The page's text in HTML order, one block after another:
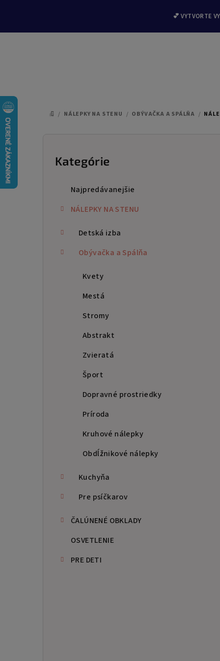
Prejsť
na
obsah
💕 VYTVORTE
DOMOV
/ NÁLEPKY NA STENU / OBÝVAČKA A SPÁLŇA /
Preskočiť
kategórie
Kategórie
Najpredávanejšie
NÁLEPKY NA STENU
Detská izba
Obývačka a Spálňa
Kvety
Mestá
Stromy
Abstrakt
Zvieratá
Šport
Dopravné prostriedky
Príroda
Kruhové nálepky
Obdĺžnikové nálepky
Kuchyňa
Pre psíčkarov
ČALÚNENÉ OBKLADY
OSVETLENIE
PRE DETI